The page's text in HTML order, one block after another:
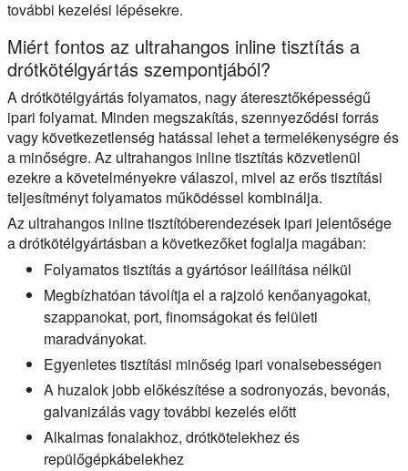
további kezelési lépésekre.
Miért fontos az ultrahangos inline tisztítás a
drótkötélgyártás szempontjából?
A drótkötélgyártás folyamatos, nagy áteresztőképességű
ipari folyamat. Minden megszakítás, szennyeződési forrás
vagy következetlenség hatással lehet a termelékenységre és
a minőségre. Az ultrahangos inline tisztítás közvetlenül
ezekre a követelményekre válaszol, mivel az erős tisztítási
teljesítményt folyamatos működéssel kombinálja.
Az ultrahangos inline tisztítóberendezések ipari jelentősége
a drótkötélgyártásban a következőket foglalja magában:
Folyamatos tisztítás a gyártósor leállítása nélkül
Megbízhatóan távolítja el a rajzoló kenőanyagokat,
szappanokat, port, finomságokat és felületi
maradványokat.
Egyenletes tisztítási minőség ipari vonalsebességen
A huzalok jobb előkészítése a sodronyozás, bevonás,
galvanizálás vagy további kezelés előtt
Alkalmas fonalakhoz, drótkötelekhez és
repülőgépkábelekhez